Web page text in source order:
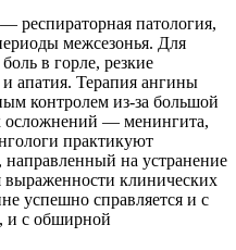
респираторная патология,
межсезонья. Для
в горле, резкие
и апатия. Терапия ангины
контролем из-за большой
осложнений — менингита,
практикуют
на устранение
клинических
успешно справляется и с
и с обширной